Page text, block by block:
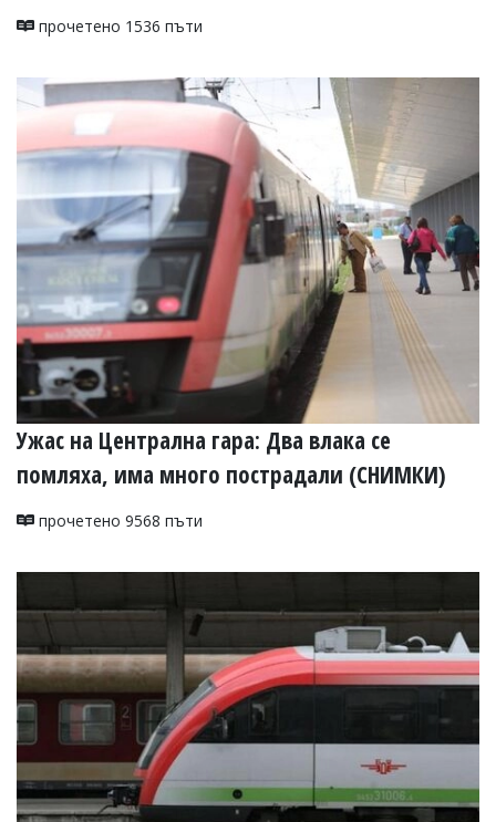
прочетено 1536 пъти
Ужас на Централна гара: Два влака се
помляха, има много пострадали (СНИМКИ)
прочетено 9568 пъти